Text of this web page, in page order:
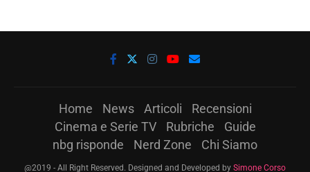
Home News Articoli
Recensioni
Cinema e Serie TV
Rubriche
Guide
nbg risponde
Nerd Zone Chi Siamo
@2019 - All Right Reserved. Designed and Developed by Simone Corso